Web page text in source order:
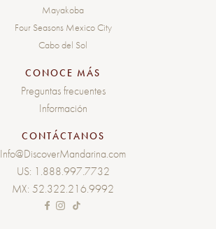
Mayakoba
Four Seasons Mexico City
Cabo del Sol
CONOCE MÁS
Preguntas frecuentes
Información
CONTÁCTANOS
Info@DiscoverMandarina.com
US: 1.888.997.7732
MX: 52.322.216.9992